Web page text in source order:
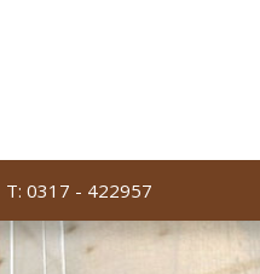
T: 0317 - 422957